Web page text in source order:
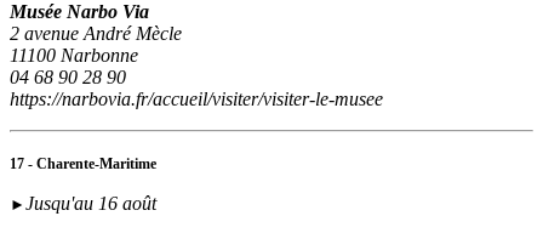
Musée Narbo Via
2 avenue André Mècle
11100 Narbonne
04 68 90 28 90
https://narbovia.fr/accueil/visiter/visiter-le-musee
17 - Charente-Maritime
► Jusqu'au 16 août